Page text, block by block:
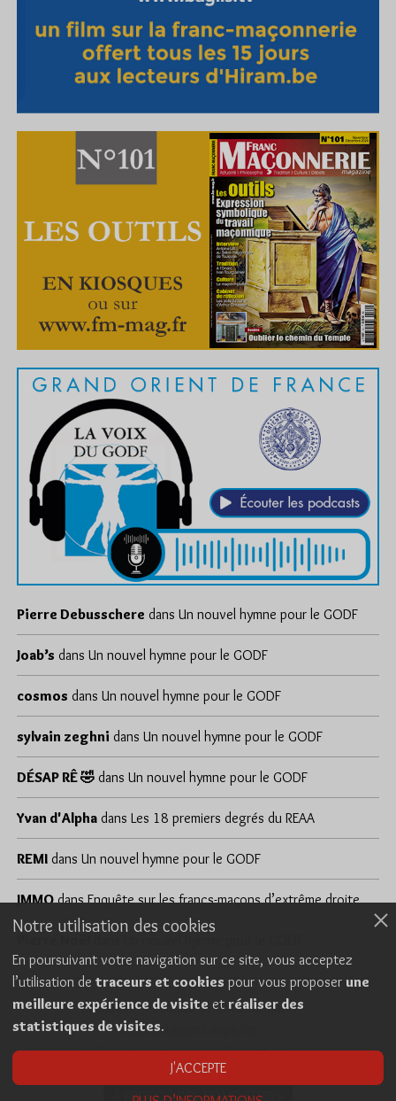
Pierre Debusschere dans Un nouvel hymne pour le GODF
Joab’s dans Un nouvel hymne pour le GODF
cosmos dans Un nouvel hymne pour le GODF
sylvain zeghni dans Un nouvel hymne pour le GODF
DÉSAP RÊ 🤣 dans Un nouvel hymne pour le GODF
Yvan d'Alpha dans Les 18 premiers degrés du REAA
REMI dans Un nouvel hymne pour le GODF
JMMOdansEnquête sur les francs-maçons d’extrême droite
Cookies
Politique de confidentialité
Consentement explicite
Conditions générales d’utilisation
À PROPOS DES NEWSLETTERS
Notre utilisation des cookies
En poursuivant votre navigation sur ce site, vous acceptez
l’utilisation de traceurs et cookies pour vous proposer une
meilleure expérience de visite et réaliser des
statistiques de visites.
J'ACCEPTE